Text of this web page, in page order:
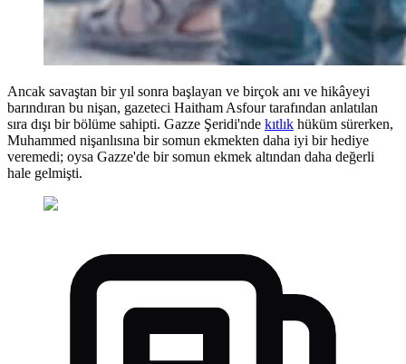
Ancak savaştan bir yıl sonra başlayan ve birçok anı ve hikâyeyi
barındıran bu nişan, gazeteci Haitham Asfour tarafından anlatılan
sıra dışı bir bölüme sahipti. Gazze Şeridi'nde kıtlık hüküm sürerken,
Muhammed nişanlısına bir somun ekmekten daha iyi bir hediye
veremedi; oysa Gazze'de bir somun ekmek altından daha değerli
hale gelmişti.